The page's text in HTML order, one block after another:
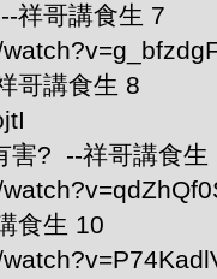
祥哥講食生 7
哥講食生 8
害? --祥哥講食生
食生 10